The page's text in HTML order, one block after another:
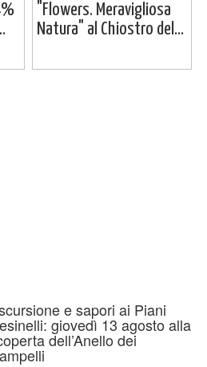
"Flowers. Meravigliosa
Natura" al Chiostro del...
e sapori ai Piani
giovedì 13 agosto alla
dell’Anello dei